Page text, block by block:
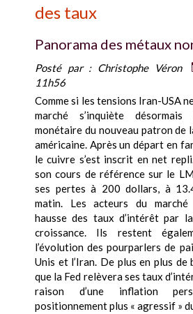
des taux
Panorama des métaux
Posté par : Christophe Véron
11h56
Comme si les tensions Iran-USA
marché s’inquiète
monétaire du nouveau patron de
américaine. Après un départ en
le cuivre s’est inscrit en net
son cours de référence sur le
ses pertes à 200 dollars, à
matin. Les acteurs du marché
hausse des taux d’intérêt par
croissance. Ils restent
l’évolution des pourparlers de
Unis et l’Iran. De plus en plus de
que la Fed relèvera ses taux
raison d’une inflation
positionnement plus « agressif »